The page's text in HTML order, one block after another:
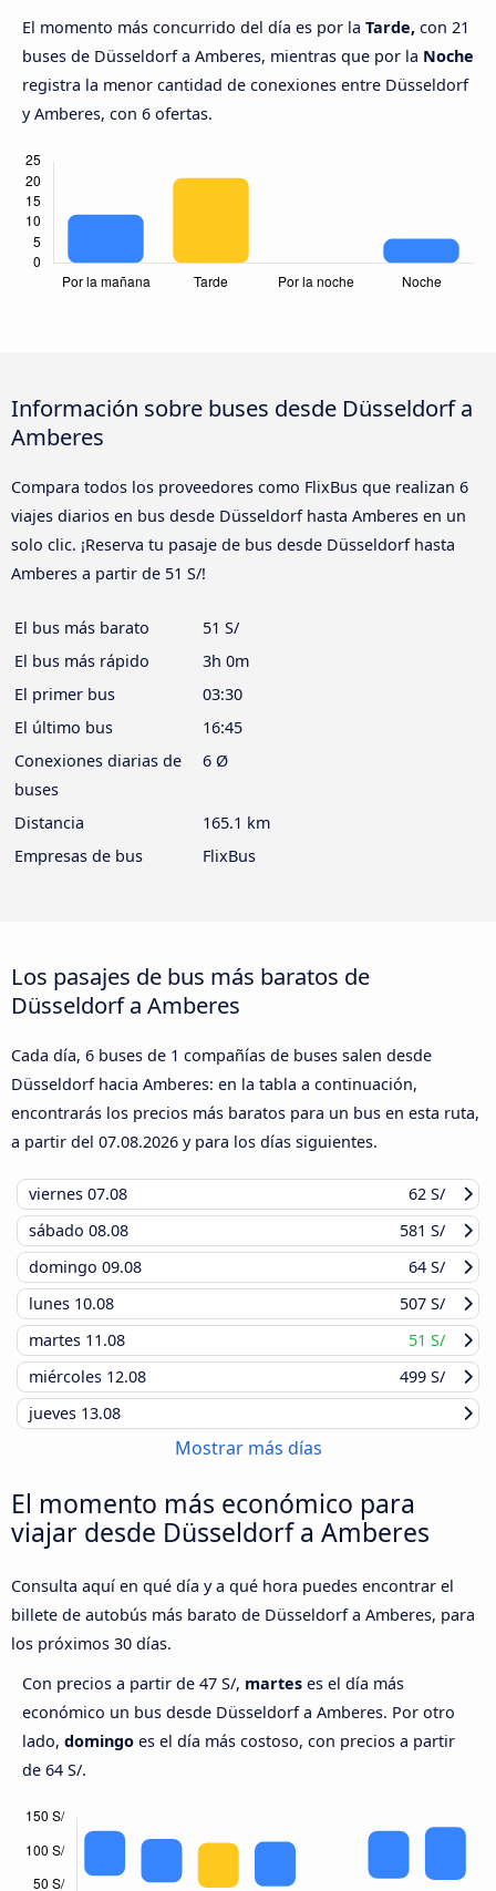
El momento más concurrido del día es por la Tarde, con 21
buses de Düsseldorf a Amberes, mientras que por la Noche
registra la menor cantidad de conexiones entre Düsseldorf
y Amberes, con 6 ofertas.
Información sobre buses desde Düsseldorf a
Amberes
Compara todos los proveedores como FlixBus que realizan 6
viajes diarios en bus desde Düsseldorf hasta Amberes en un
solo clic. ¡Reserva tu pasaje de bus desde Düsseldorf hasta
Amberes a partir de 51 S/!
El bus más barato
51 S/
El bus más rápido
3h 0m
El primer bus
03:30
El último bus
16:45
Conexiones diarias de
buses
6 Ø
Distancia
165.1 km
Empresas de bus
FlixBus
Los pasajes de bus más baratos de
Düsseldorf a Amberes
Cada día, 6 buses de 1 compañías de buses salen desde
Düsseldorf hacia Amberes: en la tabla a continuación,
encontrarás los precios más baratos para un bus en esta ruta,
a partir del 07.08.2026 y para los días siguientes.
viernes 07.08
62 S/
sábado 08.08
581 S/
domingo 09.08
64 S/
lunes 10.08
507 S/
martes 11.08
51 S/
miércoles 12.08
499 S/
jueves 13.08
Mostrar más días
El momento más económico para
viajar desde Düsseldorf a Amberes
Consulta aquí en qué día y a qué hora puedes encontrar el
billete de autobús más barato de Düsseldorf a Amberes, para
los próximos 30 días.
Con precios a partir de 47 S/, martes es el día más
económico un bus desde Düsseldorf a Amberes. Por otro
lado, domingo es el día más costoso, con precios a partir
de 64 S/.